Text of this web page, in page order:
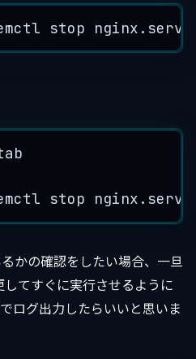
stop nginx .
stop nginx .
かの確認をしたい場合、一旦
てすぐに実行させるように
ログ出力したらいいと思いま